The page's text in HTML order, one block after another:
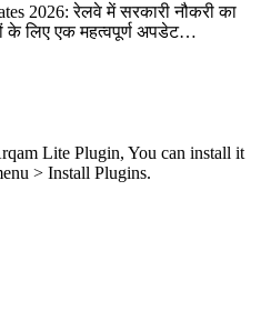
2026: रेलवे में सरकारी नौकरी का
के लिए एक महत्वपूर्ण अपडेट…
Lite Plugin, You can install it
> Install Plugins.